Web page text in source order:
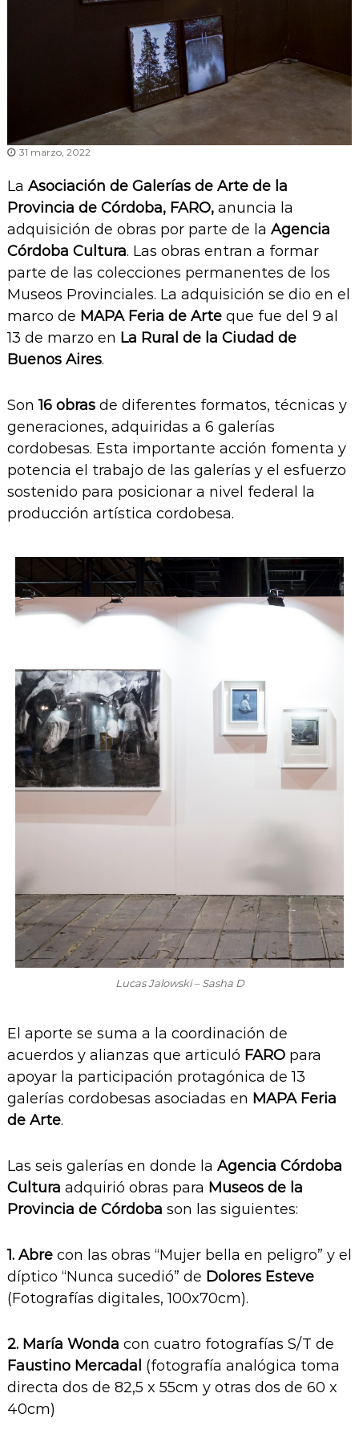
31 marzo, 2022
La Asociación de Galerías de Arte de la
Provincia de Córdoba, FARO,anuncia la
adquisición de obras por parte de la Agencia
Córdoba Cultura. Las obras entran a formar
parte de las colecciones permanentes de los
Museos Provinciales. La adquisición se dio en el
marco de MAPA Feria de Arte que fue del 9 al
13 de marzo en La Rural de la Ciudad de
Buenos Aires.
Son16 obrasde diferentes formatos, técnicas y
generaciones, adquiridas a 6 galerías
cordobesas. Esta importante acción fomenta y
potencia el trabajo de las galerías y el esfuerzo
sostenido para posicionar a nivel federal la
producción artística cordobesa.
Lucas Jalowski – Sasha D
El aporte se suma a la coordinación de
acuerdos y alianzas que articuló FAROpara
apoyar la participación protagónica de 13
galerías cordobesas asociadas en MAPA Feria
de Arte.
Las seis galerías en donde la Agencia Córdoba
Cultura adquirió obras para Museos de la
Provincia de Córdoba son las siguientes:
1. Abrecon las obras “Mujer bella en peligro” y el
díptico “Nunca sucedió” de Dolores Esteve
(Fotografías digitales, 100x70cm).
2. María Wonda con cuatro fotografías S/T de
Faustino Mercadal (fotografía analógica toma
directa dos de 82,5 x 55cm y otras dos de 60 x
40cm)